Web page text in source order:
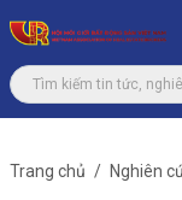
Trang chủ Nghiên